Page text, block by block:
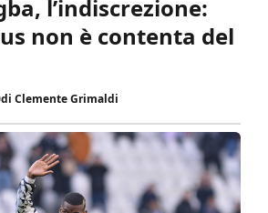
l’indiscrezione:
non è contenta del
di Clemente Grimaldi